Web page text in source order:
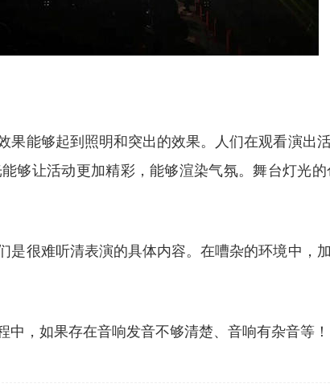
能够起到照明和突出的效果。人们在观看演出
够让活动更加精彩，能够渲染气氛。舞台灯光
很难听清表演的具体内容。在嘈杂的环境中，
，如果存在音响发音不够清楚、音响有杂音等！